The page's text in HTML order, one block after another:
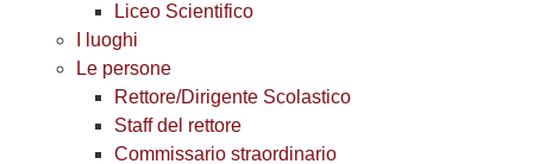
Liceo Scientifico
I luoghi
Le persone
Rettore/Dirigente Scolastico
Staff del rettore
Commissario straordinario